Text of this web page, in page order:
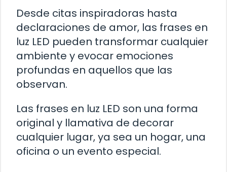
Desde citas inspiradoras hasta
declaraciones de amor, las frases en
luz LED pueden transformar cualquier
ambiente y evocar emociones
profundas en aquellos que las
observan.
Las frases en luz LED son una forma
original y llamativa de decorar
cualquier lugar, ya sea un hogar, una
oficina o un evento especial.